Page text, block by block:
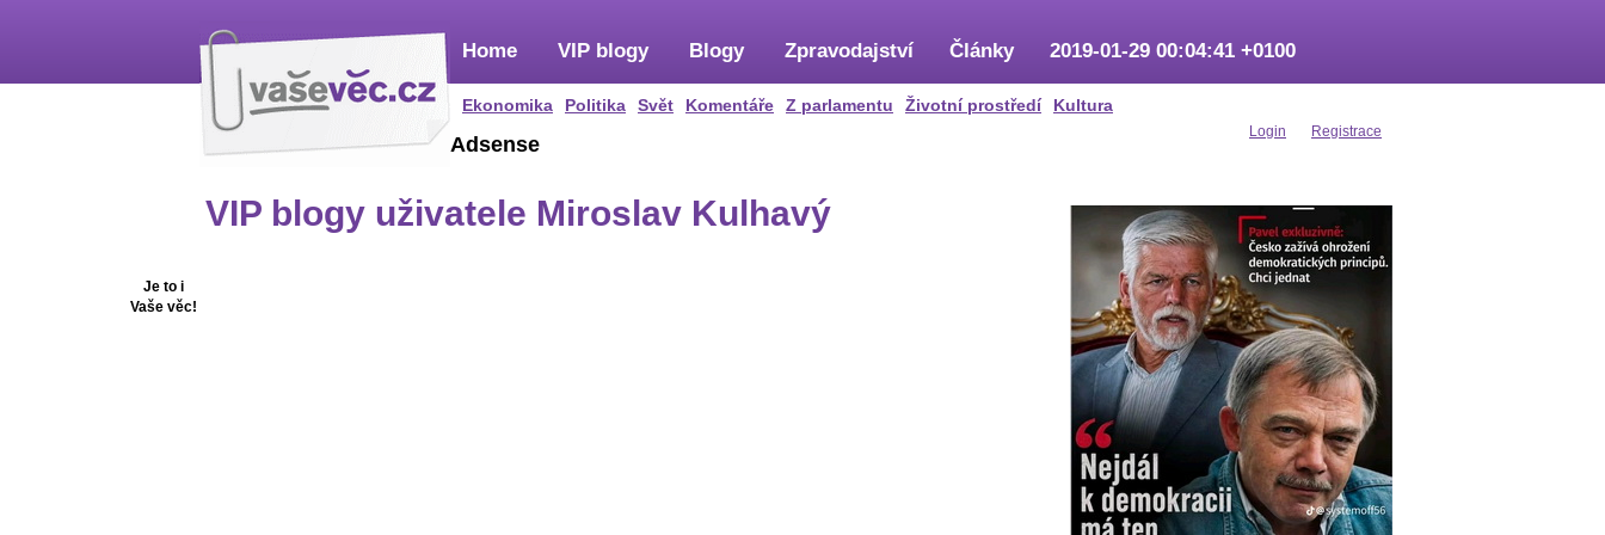
Home
Ekonomika Politika Svět Komentáře Z parlamentu Životní prostředí Kultura
VIP blogy Blogy Zpravodajství Články 2019-01-29 00:04:41 +0100
Login Registrace
Je to i
Vaše věc!
Adsense
VIP blogy uživatele Miroslav Kulhavý